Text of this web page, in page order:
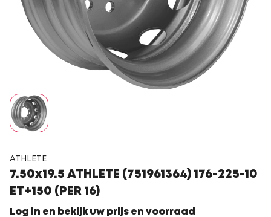
ATHLETE
7.50x19.5 ATHLETE (751961364) 176-225-10
ET+150 (PER 16)
Log in en bekijk uw prijs en voorraad